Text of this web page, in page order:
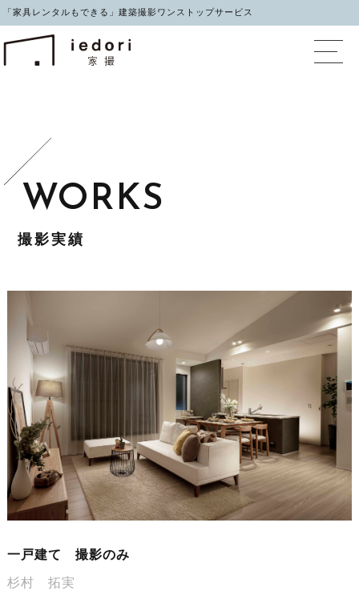
「家具レンタルもできる」建築撮影ワンストップサービス
イエドリ（家撮）家
撮影実績
一戸建て 撮影のみ
杉村 拓実